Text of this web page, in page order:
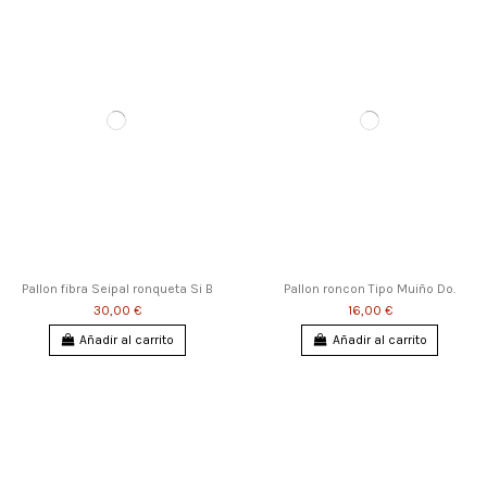
Pallon fibra Seipal ronqueta Si B
30,00 €
Añadir al carrito
Pallon roncon Tipo Muiño Do.
16,00 €
Añadir al carrito